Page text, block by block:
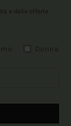
e delle offerte